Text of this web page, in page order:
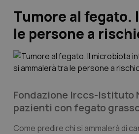
Tumore al
le persone a
Fondazione Irccs-Istituto
pazienti con fegato
Come predire chi si ammalerà di